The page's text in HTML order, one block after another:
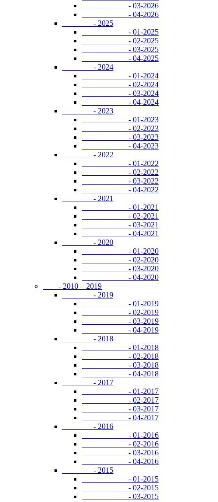
- 03-2026
- 04-2026
- 2025
- 01-2025
- 02-2025
- 03-2025
- 04-2025
- 2024
- 01-2024
- 02-2024
- 03-2024
- 04-2024
- 2023
- 01-2023
- 02-2023
- 03-2023
- 04-2023
- 2022
- 01-2022
- 02-2022
- 03-2022
- 04-2022
- 2021
- 01-2021
- 02-2021
- 03-2021
- 04-2021
- 2020
- 01-2020
- 02-2020
- 03-2020
- 04-2020
- 2010 – 2019
- 2019
- 01-2019
- 02-2019
- 03-2019
- 04-2019
- 2018
- 01-2018
- 02-2018
- 03-2018
- 04-2018
- 2017
- 01-2017
- 02-2017
- 03-2017
- 04-2017
- 2016
- 01-2016
- 02-2016
- 03-2016
- 04-2016
- 2015
- 01-2015
- 02-2015
- 03-2015